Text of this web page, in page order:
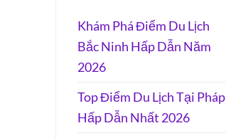
Khám Phá Điểm Du Lịch
Bắc Ninh Hấp Dẫn Năm
2026
Top Điểm Du Lịch Tại Pháp
Hấp Dẫn Nhất 2026